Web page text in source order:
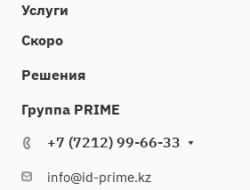
Услуги
Скоро
Решения
Группа PRIME
+7 (7212) 99-66-33
info@id-prime.kz